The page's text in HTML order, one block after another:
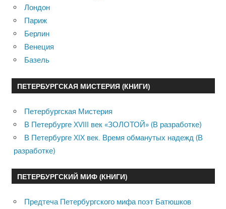
Лондон
Париж
Берлин
Венеция
Базель
ПЕТЕРБУРГСКАЯ МИСТЕРИЯ (КНИГИ)
Петербургская Мистерия
В Петербурге XVIII век «ЗОЛОТОЙ» (В разработке)
В Петербурге XIX век. Время обманутых надежд (В
разработке)
ПЕТЕРБУРГСКИЙ МИФ (КНИГИ)
Предтеча Петербургского мифа поэт Батюшков